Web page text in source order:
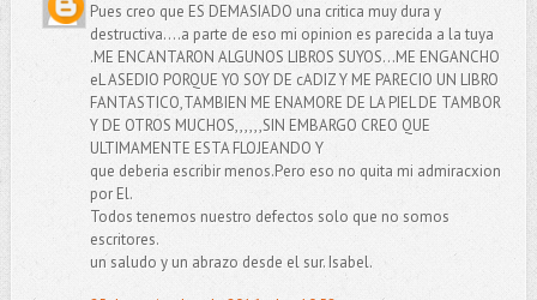
Pues creo que ES DEMASIADO una critica muy dura y
destructiva....a parte de eso mi opinion es parecida a la tuya
.ME ENCANTARON ALGUNOS LIBROS SUYOS...ME ENGANCHO
eL ASEDIO PORQUE YO SOY DE cADIZ Y ME PARECIO UN LIBRO
FANTASTICO,TAMBIEN ME ENAMORE DE LA PIEL DE TAMBOR
Y DE OTROS MUCHOS,,,,,,SIN EMBARGO CREO QUE
ULTIMAMENTE ESTA FLOJEANDO Y
que deberia escribir menos.Pero eso no quita mi admiracxion
por El.
Todos tenemos nuestro defectos solo que no somos
escritores.
un saludo y un abrazo desde el sur. Isabel.